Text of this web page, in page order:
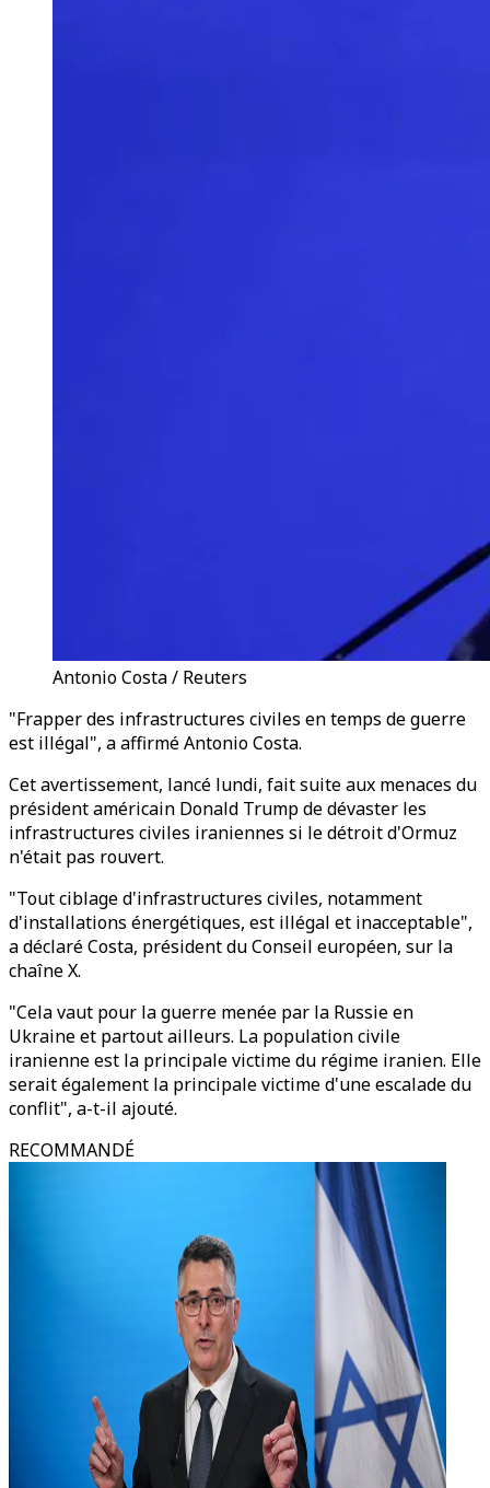
Antonio Costa / Reuters
"Frapper des infrastructures civiles en temps de guerre
est illégal", a affirmé Antonio Costa.
Cet avertissement, lancé lundi, fait suite aux menaces du
président américain Donald Trump de dévaster les
infrastructures civiles iraniennes si le détroit d'Ormuz
n'était pas rouvert.
"Tout ciblage d'infrastructures civiles, notamment
d'installations énergétiques, est illégal et inacceptable",
a déclaré Costa, président du Conseil européen, sur la
chaîne X.
"Cela vaut pour la guerre menée par la Russie en
Ukraine et partout ailleurs. La population civile
iranienne est la principale victime du régime iranien. Elle
serait également la principale victime d'une escalade du
conflit", a-t-il ajouté.
RECOMMANDÉ